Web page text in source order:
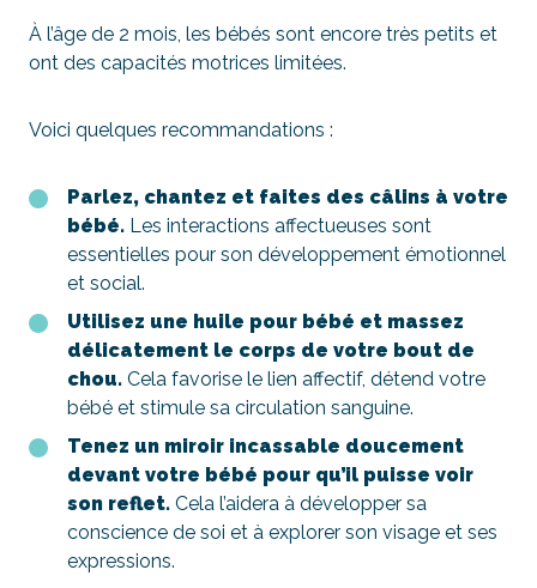
À l’âge de 2 mois, les bébés sont encore très petits et
ont des capacités motrices limitées.
Voici quelques recommandations :
Parlez, chantez et faites des câlins à votre
bébé. Les interactions affectueuses sont
essentielles pour son développement émotionnel
et social.
Utilisez une huile pour bébé et massez
délicatement le corps de votre bout de
chou. Cela favorise le lien affectif, détend votre
bébé et stimule sa circulation sanguine.
Tenez un miroir incassable doucement
devant votre bébé pour qu’il puisse voir
son reflet. Cela l’aidera à développer sa
conscience de soi et à explorer son visage et ses
expressions.